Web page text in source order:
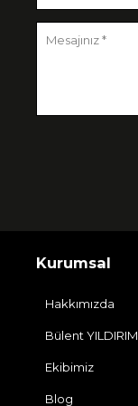
Kurumsal
Hakkımızda
Bülent YILDIRIM
Ekibimiz
Blog